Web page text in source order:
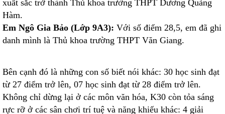
xuất sắc trở thành Thủ khoa trường THPT Dương Quảng
Hàm.
Em Ngô Gia Bảo (Lớp 9A3): Với số điểm 28,5, em đã ghi
danh mình là Thủ khoa trường THPT Văn Giang.
Bên cạnh đó là những con số biết nói khác: 30 học sinh đạt
từ 27 điểm trở lên, 07 học sinh đạt từ 28 điểm trở lên.
Không chỉ dừng lại ở các môn văn hóa, K30 còn tỏa sáng
rực rỡ ở các sân chơi trí tuệ và năng khiếu khác: 4 giải